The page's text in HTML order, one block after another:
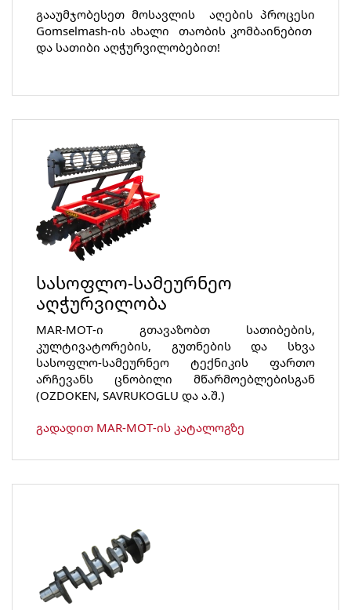
გააუმჯობესეთ მოსავლის აღების პროცესი
Gomselmash-ის ახალი თაობის კომბაინებით
და სათიბი აღჭურვილობებით!
სასოფლო-სამეურნეო
აღჭურვილობა
MAR-MOT-ი გთავაზობთ სათიბების,
კულტივატორების, გუთნების და სხვა
სასოფლო-სამეურნეო ტექნიკის ფართო
არჩევანს ცნობილი მწარმოებლებისგან
(OZDOKEN, SAVRUKOGLU და ა.შ.)
გადადით MAR-MOT-ის კატალოგზე